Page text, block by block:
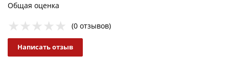
Общая оценка
(0 отзывов)
Написать отзыв